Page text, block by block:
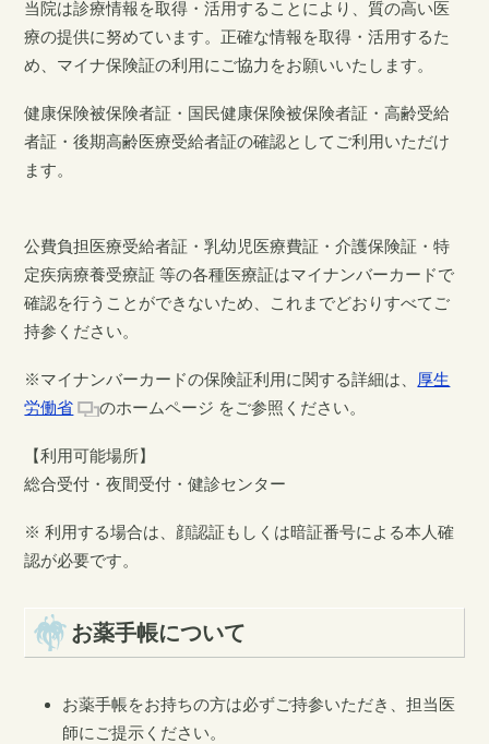
当院は診療情報を取得・活用することにより、質の高い医
療の提供に努めています。正確な情報を取得・活用するた
め、マイナ保険証の利用にご協力をお願いいたします。
健康保険被保険者証・国民健康保険被保険者証・高齢受給
者証・後期高齢医療受給者証の確認としてご利用いただけ
ます。
公費負担医療受給者証・乳幼児医療費証・介護保険証・特
定疾病療養受療証 等の各種医療証はマイナンバーカードで
確認を行うことができないため、これまでどおりすべてご
持参ください。
※マイナンバーカードの保険証利用に関する詳細は、 厚生
労働省
のホームページ をご参照ください。
【利用可能場所】
総合受付・夜間受付・健診センター
※ 利用する場合は、顔認証もしくは暗証番号による本人確
認が必要です。
お薬手帳について
お薬手帳をお持ちの方は必ずご持参いただき、担当医
師にご提示ください。